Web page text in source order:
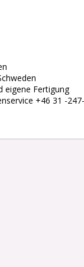
eigene Fertigung
+46 31 -